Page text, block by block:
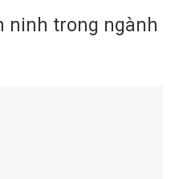
ninh trong ngành